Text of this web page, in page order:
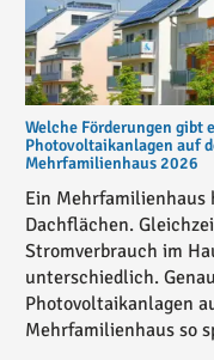
Welche Förderungen gibt
Photovoltaikanlagen auf
Mehrfamilienhaus 2026
Ein Mehrfamilienhaus
Dachflächen.
Stromverbrauch im
unterschiedlich.
Photovoltaikanlagen
Mehrfamilienhaus so